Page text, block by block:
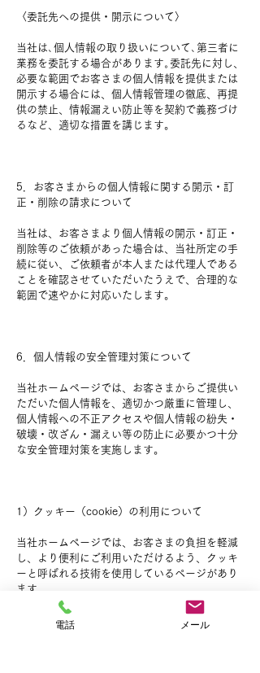
〈委託先への提供・開示について〉
当社は､個人情報の取り扱いについて､第三者に
業務を委託する場合があります｡委託先に対し、
必要な範囲でお客さまの個人情報を提供または
開示する場合には、個人情報管理の徹底、再提
供の禁止、情報漏えい防止等を契約で義務づけ
るなど、適切な措置を講じます。
5．お客さまからの個人情報に関する開示・訂
正・削除の請求について
当社は、お客さまより個人情報の開示・訂正・
削除等のご依頼があった場合は、当社所定の手
続に従い、ご依頼者が本人または代理人である
ことを確認させていただいたうえで、合理的な
範囲で速やかに対応いたします。
6．個人情報の安全管理対策について
当社ホームページでは、お客さまからご提供い
ただいた個人情報を、適切かつ厳重に管理し、
個人情報への不正アクセスや個人情報の紛失・
破壊・改ざん・漏えい等の防止に必要かつ十分
な安全管理対策を実施します。
1）クッキー（cookie）の利用について
当社ホームページでは、お客さまの負担を軽減
し、より便利にご利用いただけるよう、クッキ
ーと呼ばれる技術を使用しているページがあり
ます。
クッキーとは、お客さまがホームページに訪れ
た際にお客さまのコンピュータ内に蓄積される
電話 メール